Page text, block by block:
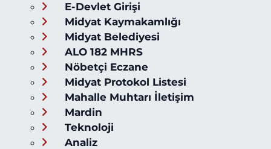
E-Devlet Girişi
Midyat Kaymakamlığı
Midyat Belediyesi
ALO 182 MHRS
Nöbetçi Eczane
Midyat Protokol Listesi
Mahalle Muhtarı İletişim
Mardin
Teknoloji
Analiz